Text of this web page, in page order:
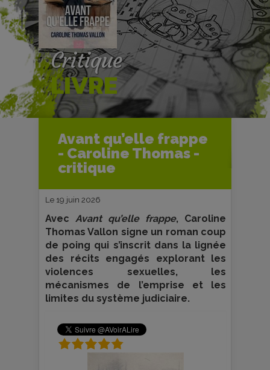
Critique
LIVRE
Avant qu’elle frappe
- Caroline Thomas -
critique
Accueil Livres Critiques livres
Avant qu’elle frappe - Caroline
Thomas - critique
Le 19 juin 2026
Avec Avant qu’elle frappe, Caroline
Thomas Vallon signe un roman coup
de poing qui s’inscrit dans la lignée
des récits engagés explorant les
violences sexuelles, les
mécanismes de l’emprise et les
limites du système judiciaire.